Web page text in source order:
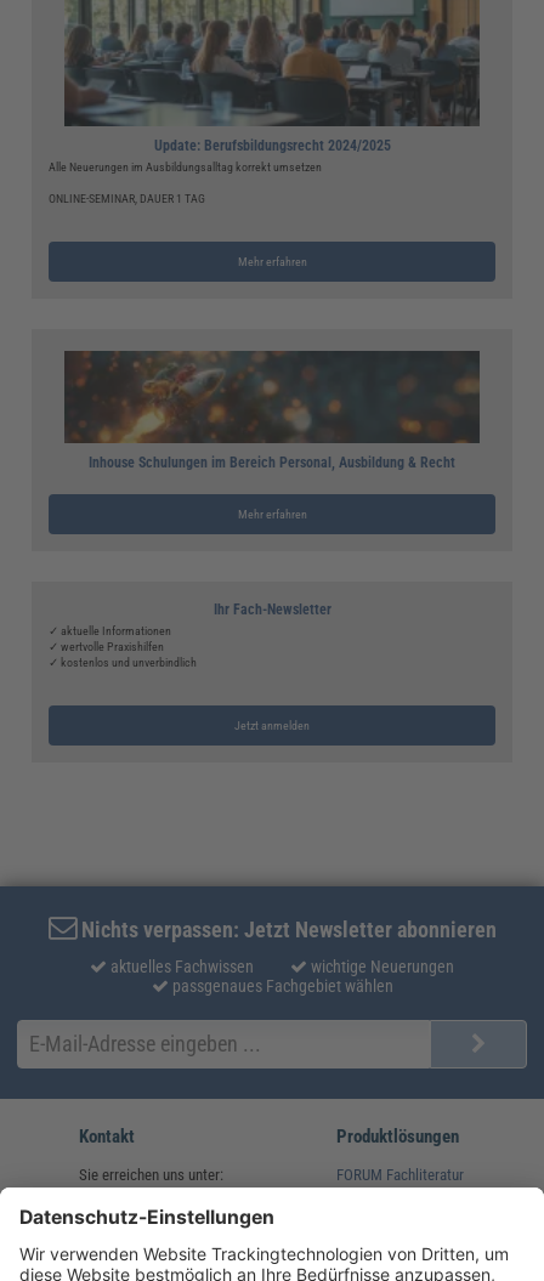
Update: Berufsbildungsrecht 2024/2025
Alle Neuerungen im Ausbildungsalltag korrekt umsetzen
ONLINE-SEMINAR, DAUER 1 TAG
Mehr erfahren
Inhouse Schulungen im Bereich Personal, Ausbildung & Recht
Mehr erfahren
Ihr Fach-Newsletter
✓ aktuelle Informationen
✓ wertvolle Praxishilfen
✓ kostenlos und unverbindlich
Jetzt anmelden
Nichts verpassen: Jetzt Newsletter abonnieren
aktuelles Fachwissen
wichtige Neuerungen
passgenaues Fachgebiet wählen
Kontakt
Sie erreichen uns unter:
(08233) 38 11 23
service@forum-verlag.com
Produktlösungen
FORUM Fachliteratur